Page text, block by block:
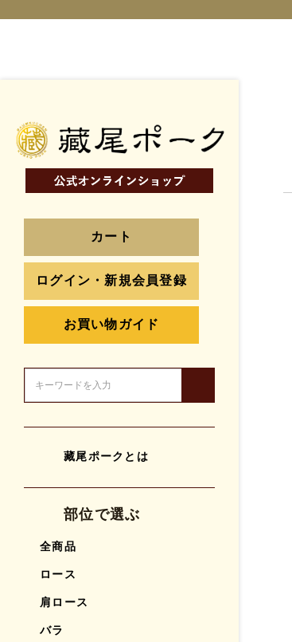
カート
ログイン・新規会員登録
お買い物ガイド
藏尾ポークとは
部位で選ぶ
全商品
ロース
肩ロース
バラ